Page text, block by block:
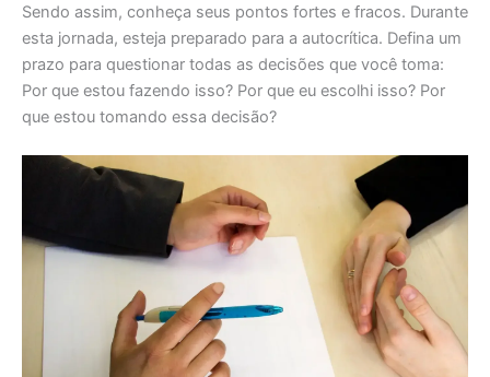
Sendo assim, conheça seus pontos fortes e fracos. Durante
esta jornada, esteja preparado para a autocrítica. Defina um
prazo para questionar todas as decisões que você toma:
Por que estou fazendo isso? Por que eu escolhi isso? Por
que estou tomando essa decisão?